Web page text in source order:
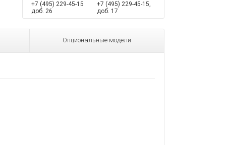
+7 (495) 229-45-15
доб. 26
+7 (495) 229-45-15,
доб. 17
Опциональные модели